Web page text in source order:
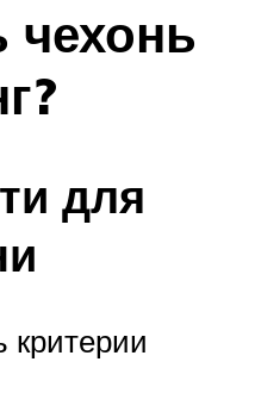
чехонь
для
критерии